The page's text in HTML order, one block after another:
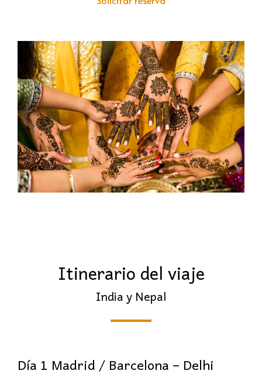
Itinerario del viaje
India y Nepal
Día 1 Madrid / Barcelona – Delhi